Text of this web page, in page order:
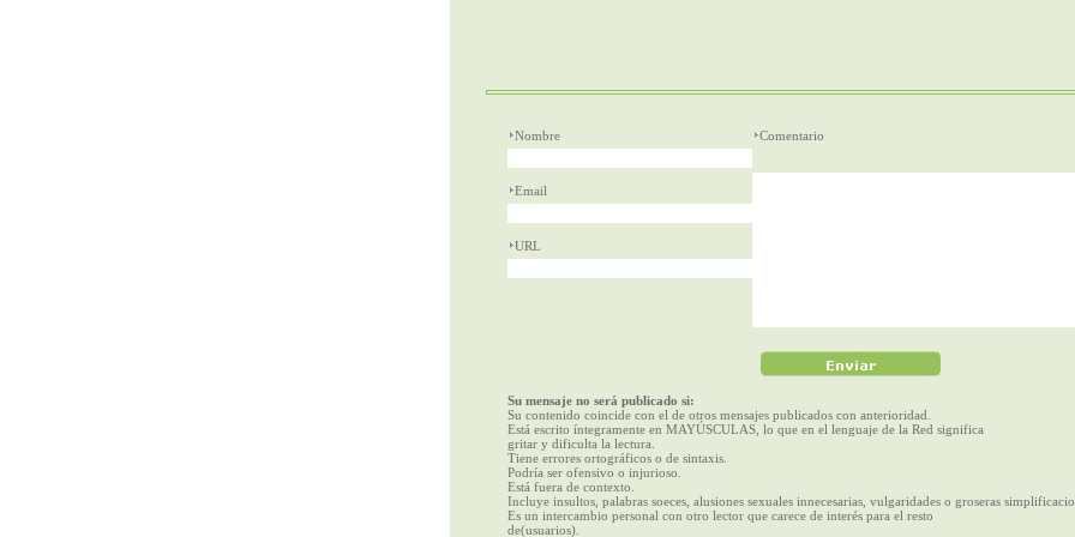
Nombre
Email
URL
Comentario
Su mensaje no será publicado si:
Su contenido coincide con el de otros mensajes publicados con anterioridad.
Está escrito íntegramente en MAYÚSCULAS, lo que en el lenguaje de la Red significa
gritar y dificulta la lectura.
Tiene errores ortográficos o de sintaxis.
Podría ser ofensivo o injurioso.
Está fuera de contexto.
Incluye insultos, palabras soeces, alusiones sexuales innecesarias, vulgaridades o groseras
Es un intercambio personal con otro lector que carece de interés para el resto
de(usuarios).